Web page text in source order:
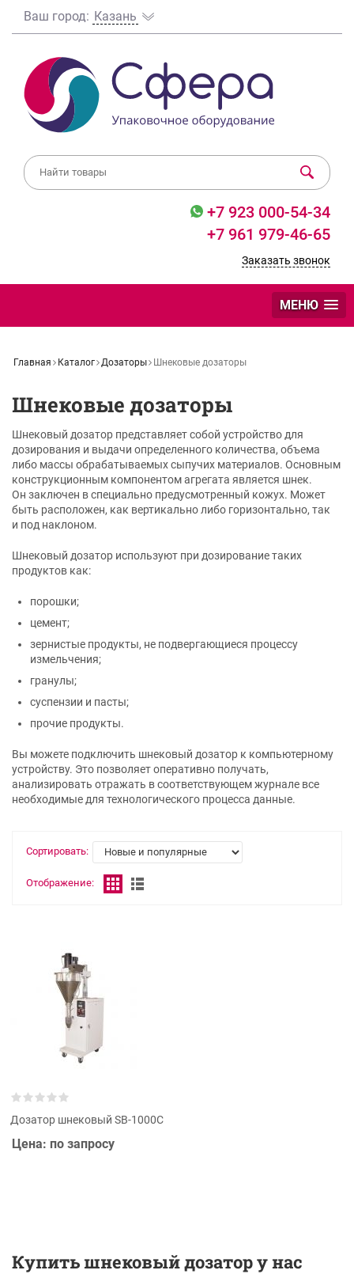
Ваш город: Казань
+7 923 000-54-34
+7 961 979-46-65
Заказать звонок
МЕНЮ
Главная Каталог Дозаторы Шнековые дозаторы
Шнековые дозаторы
Шнековый дозатор представляет собой устройство для
дозирования и выдачи определенного количества, объема
либо массы обрабатываемых сыпучих материалов. Основным
конструкционным компонентом агрегата является шнек.
Он заключен в специально предусмотренный кожух. Может
быть расположен, как вертикально либо горизонтально, так
и под наклоном.
Шнековый дозатор используют при дозирование таких
продуктов как:
порошки;
цемент;
зернистые продукты, не подвергающиеся процессу
измельчения;
гранулы;
суспензии и пасты;
прочие продукты.
Вы можете подключить шнековый дозатор к компьютерному
устройству. Это позволяет оперативно получать,
анализировать отражать в соответствующем журнале все
необходимые для технологического процесса данные.
Сортировать:
Отображение:
Дозатор шнековый SB-1000C
Цена: по запросу
Купить шнековый дозатор у нас